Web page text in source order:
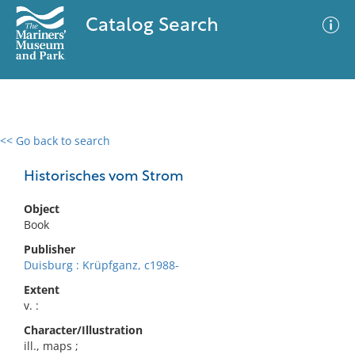
Catalog Search
<< Go back to search
Historisches vom Strom
Object
Book
Publisher
Duisburg : Krüpfganz, c1988-
Extent
v. :
Character/Illustration
ill., maps ;
0 results